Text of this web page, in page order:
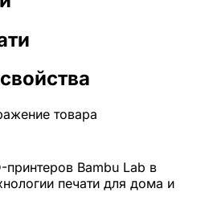
Bambu Lab в
печати для дома и